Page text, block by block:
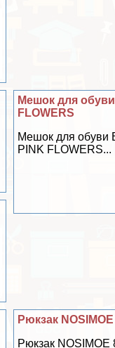
Мешок для обуви
FLOWERS
Мешок для обуви
PINK FLOWERS...
Рюкзак
Рюкзак